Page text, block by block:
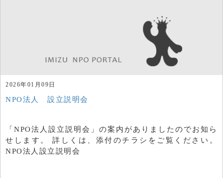
2026年01月09日
NPO法人 設立説明会
「NPO法人設立説明会」の案内がありましたのでお知ら
せします。 詳しくは、添付のチラシをご覧ください。
NPO法人設立説明会